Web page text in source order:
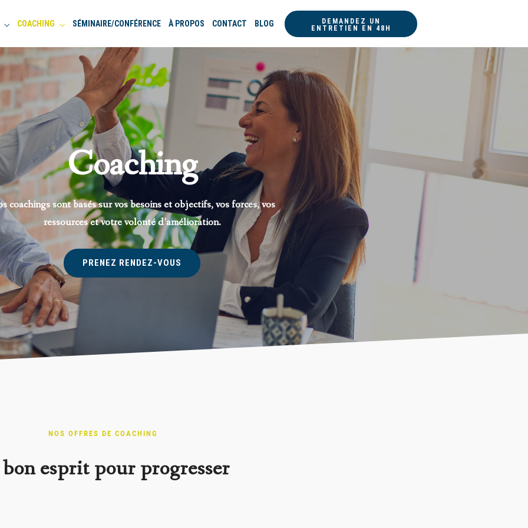
COACHING SÉMINAIRE/CONFÉRENCE À PROPOS CONTACT BLOG
DEMANDEZ UN
ENTRETIEN EN 48H
Coaching
coachings sont basés sur vos besoins et objectifs, vos forces, vos
ressources et votre volonté d’amélioration.
PRENEZ RENDEZ-VOUS
NOS OFFRES DE COACHING
esprit pour progresser